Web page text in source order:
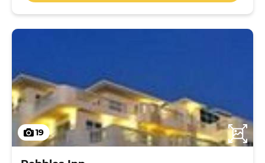
19